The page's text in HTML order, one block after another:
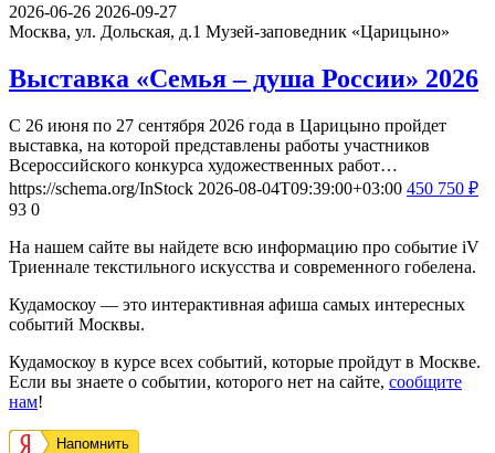
2026-06-26 2026-09-27
Москва, ул. Дольская, д.1 Музей-заповедник «Царицыно»
Выставка «Семья – душа России» 2026
С 26 июня по 27 сентября 2026 года в Царицыно пройдет
выставка, на которой представлены работы участников
Всероссийского конкурса художественных работ…
https://schema.org/InStock 2026-08-04T09:39:00+03:00 450 750 ₽
93 0
На нашем сайте вы найдете всю информацию про событие iV
Триеннале текстильного искусства и современного гобелена.
Кудамоскоу — это интерактивная афиша самых интересных
событий Москвы.
Кудамоскоу в курсе всех событий, которые пройдут в Москве.
Если вы знаете о событии, которого нет на сайте, сообщите
нам!
Напомнить